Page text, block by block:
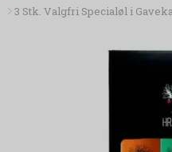
3 Stk. Valgfri Specialøl i